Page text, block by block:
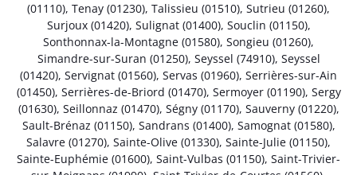
(01110), Tenay (01230), Talissieu (01510), Sutrieu (01260),
Surjoux (01420), Sulignat (01400), Souclin (01150),
Sonthonnax-la-Montagne (01580), Songieu (01260),
Simandre-sur-Suran (01250), Seyssel (74910), Seyssel
(01420), Servignat (01560), Servas (01960), Serrières-sur-Ain
(01450), Serrières-de-Briord (01470), Sermoyer (01190), Sergy
(01630), Seillonnaz (01470), Ségny (01170), Sauverny (01220),
Sault-Brénaz (01150), Sandrans (01400), Samognat (01580),
Salavre (01270), Sainte-Olive (01330), Sainte-Julie (01150),
Sainte-Euphémie (01600), Saint-Vulbas (01150), Saint-Trivier-